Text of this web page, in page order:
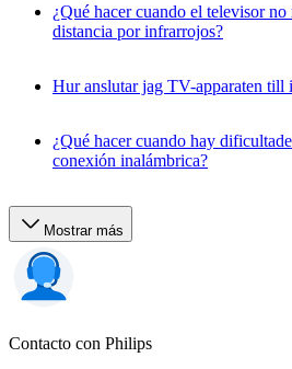
¿Qué hacer cuando el televisor no
distancia por infrarrojos?
Hur anslutar jag TV-apparaten till
¿Qué hacer cuando hay
conexión inalámbrica?
Mostrar más
Contacto con Philips